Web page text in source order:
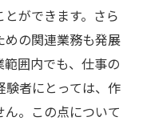
ができます。さら
めの関連業務も発展
囲内でも、仕事の
験者にとっては、作
。この点について